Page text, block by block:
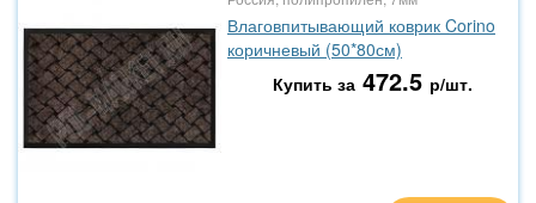
Влаговпитывающий коврик Corino
коричневый (50*80см)
Купить за 472.5 р/шт.